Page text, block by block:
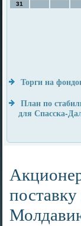
31
Торги на
План по
для Спасска-